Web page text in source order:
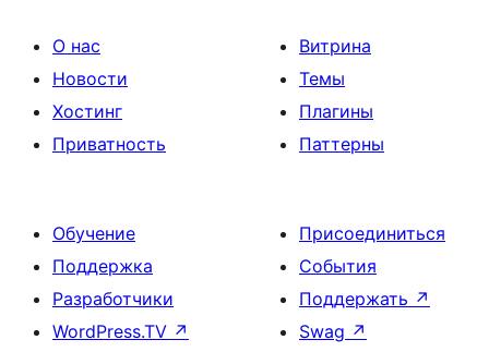
О нас
Новости
Хостинг
Приватность
Витрина
Темы
Плагины
Паттерны
Обучение
Поддержка
Разработчики
WordPress.TV ↗
Присоединиться
События
Поддержать ↗
Swag ↗